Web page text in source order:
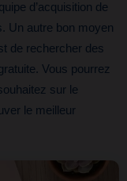
d’acquisition de
Un autre bon moyen
de rechercher des
Vous pourrez
sur le
le meilleur